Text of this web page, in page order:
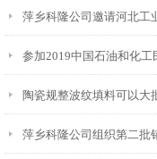
萍乡科隆公司邀请河北工
参加2019中国石油和化工
陶瓷规整波纹填料可以大
萍乡科隆公司组织第二批